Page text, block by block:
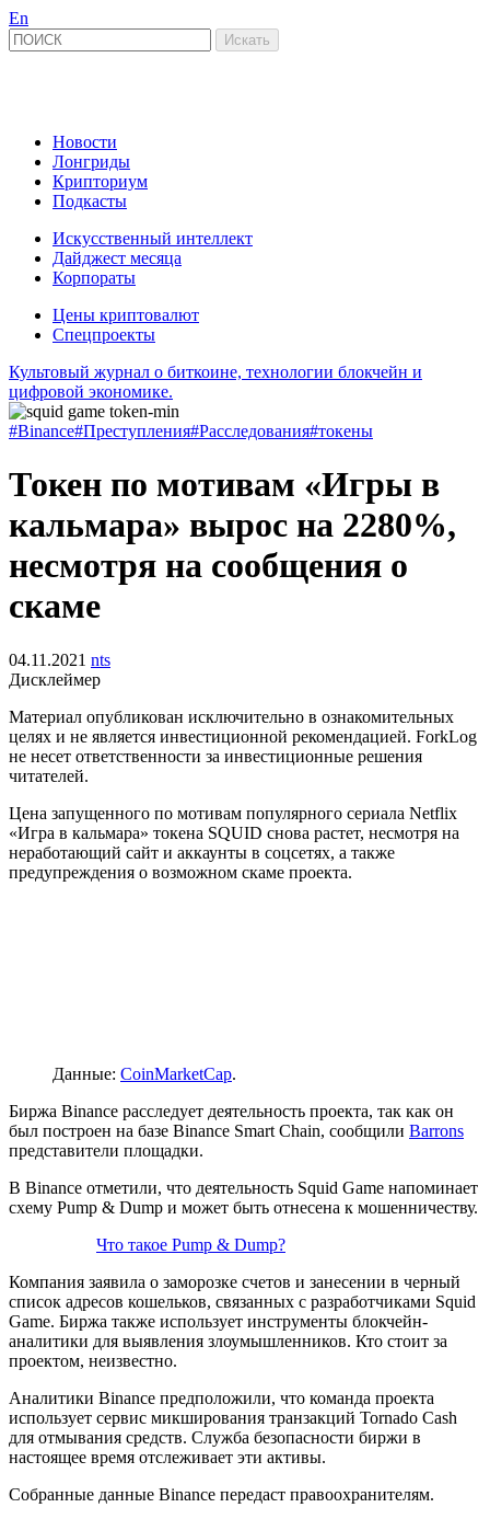
En
Новости
Лонгриды
Крипториум
Подкасты
Искусственный интеллект
Дайджест месяца
Корпораты
Цены криптовалют
Спецпроекты
Культовый журнал о биткоине, технологии блокчейн и
цифровой экономике.
#Binance#Преступления#Расследования#токены
Токен по мотивам «Игры в
кальмара» вырос на 2280%,
несмотря на сообщения о
скаме
04.11.2021 nts
Дисклеймер
Материал опубликован исключительно в ознакомительных
целях и не является инвестиционной рекомендацией. ForkLog
не несет ответственности за инвестиционные решения
читателей.
Цена запущенного по мотивам популярного сериала Netflix
«Игра в кальмара» токена SQUID снова растет, несмотря на
неработающий сайт и аккаунты в соцсетях, а также
предупреждения о возможном скаме проекта.
Данные: CoinMarketCap.
Биржа Binance расследует деятельность проекта, так как он
был построен на базе Binance Smart Chain, сообщили Barrons
представители площадки.
В Binance отметили, что деятельность Squid Game напоминает
схему Pump & Dump и может быть отнесена к мошенничеству.
Что такое Pump & Dump?
Компания заявила о заморозке счетов и занесении в черный
список адресов кошельков, связанных с разработчиками Squid
Game. Биржа также использует инструменты блокчейн-
аналитики для выявления злоумышленников. Кто стоит за
проектом, неизвестно.
Аналитики Binance предположили, что команда проекта
использует сервис микширования транзакций Tornado Cash
для отмывания средств. Служба безопасности биржи в
настоящее время отслеживает эти активы.
Собранные данные Binance передаст правоохранителям.